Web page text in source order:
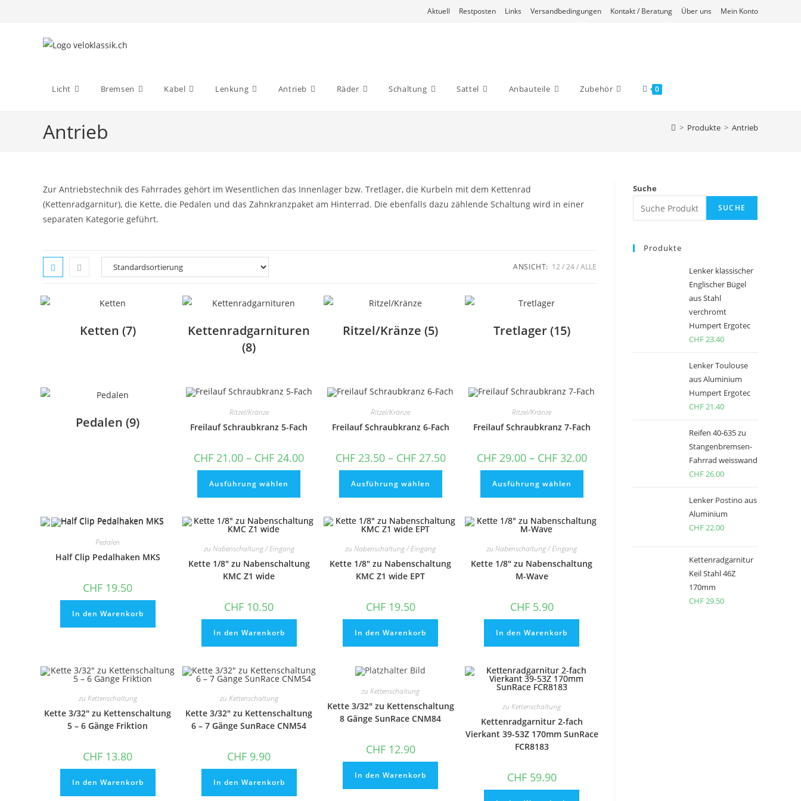
Aktuell Restposten Links Versandbedingungen Kontakt / Beratung Über uns Mein Konto
Licht Bremsen Kabel Lenkung Antrieb Räder Schaltung Sattel Anbauteile Zubehör 0
Antrieb > Produkte > Antrieb
Zur Antriebstechnik des Fahrrades gehört im Wesentlichen das Innenlager bzw. Tretlager, die Kurbeln mit dem Kettenrad
(Kettenradgarnitur), die Kette, die Pedalen und das Zahnkranzpaket am Hinterrad. Die ebenfalls dazu zählende Schaltung wird in einer
separaten Kategorie geführt.
ANSICHT: 12 24 ALLE
Ketten (7)
Kettenradgarnituren
(8)
Ritzel/Kränze(5) Tretlager(15)
Pedalen(9)
Ritzel/Kränze
Freilauf Schraubkranz 5-Fach
CHF 21.00 – CHF 24.00
Ausführung wählen
Dieses
mehrere
Die
Produktseite
Ritzel/Kränze
Freilauf Schraubkranz 6-Fach
CHF23.50– CHF27.50
Ausführung wählen
Dieses
mehrere
Die
Produktseite
Ritzel/Kränze
Freilauf Schraubkranz 7-Fach
CHF29.00– CHF32.00
Ausführung wählen
Dieses
mehrere
Die
Produktseite
Pedalen
Half Clip Pedalhaken MKS
CHF 19.50
In den Warenkorb
zu Nabenschaltung / Eingang
Kette 1/8″ zu Nabenschaltung
KMC Z1 wide
CHF 10.50
In den Warenkorb
zu Nabenschaltung / Eingang
Kette 1/8″ zu Nabenschaltung
KMC Z1 wide EPT
CHF19.50
In den Warenkorb
zu Nabenschaltung / Eingang
Kette 1/8″ zu Nabenschaltung
M-Wave
CHF5.90
In den Warenkorb
zu Kettenschaltung
Kette 3/32″ zu Kettenschaltung
5 – 6 Gänge Friktion
CHF 13.80
In den Warenkorb
zu Kettenschaltung
Kette 3/32″ zu Kettenschaltung
6 – 7 Gänge SunRace CNM54
CHF 9.90
In den Warenkorb
zu Kettenschaltung
Kette 3/32″ zu Kettenschaltung
8 Gänge SunRace CNM84
CHF12.90
In den Warenkorb
zu Kettenschaltung
Kettenradgarnitur 2-fach
Vierkant 39-53Z 170mm SunRace
FCR8183
CHF59.90
Suche
SUCHE
Produkte
Lenker klassischer
Englischer Bügel
aus Stahl
verchromt
Humpert Ergotec
CHF23.40
Lenker Toulouse
aus Aluminium
Humpert Ergotec
CHF21.40
Reifen 40-635 zu
Stangenbremsen-
Fahrrad weisswand
CHF26.00
Lenker Postino aus
Aluminium
CHF22.00
Kettenradgarnitur
Keil Stahl 46Z
170mm
CHF29.50